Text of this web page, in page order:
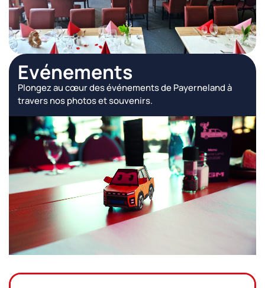
Evénements
Plongez au cœur des événements de Payerneland à
travers nos photos et souvenirs.